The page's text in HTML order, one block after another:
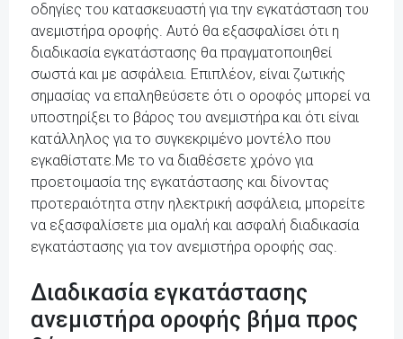
οδηγίες του κατασκευαστή για την εγκατάσταση του
ανεμιστήρα οροφής. Αυτό θα εξασφαλίσει ότι η
διαδικασία εγκατάστασης θα πραγματοποιηθεί
σωστά και με ασφάλεια. Επιπλέον, είναι ζωτικής
σημασίας να επαληθεύσετε ότι ο οροφός μπορεί να
υποστηρίξει το βάρος του ανεμιστήρα και ότι είναι
κατάλληλος για το συγκεκριμένο μοντέλο που
εγκαθίστατε.Με το να διαθέσετε χρόνο για
προετοιμασία της εγκατάστασης και δίνοντας
προτεραιότητα στην ηλεκτρική ασφάλεια, μπορείτε
να εξασφαλίσετε μια ομαλή και ασφαλή διαδικασία
εγκατάστασης για τον ανεμιστήρα οροφής σας.
Διαδικασία εγκατάστασης
ανεμιστήρα οροφής βήμα προς